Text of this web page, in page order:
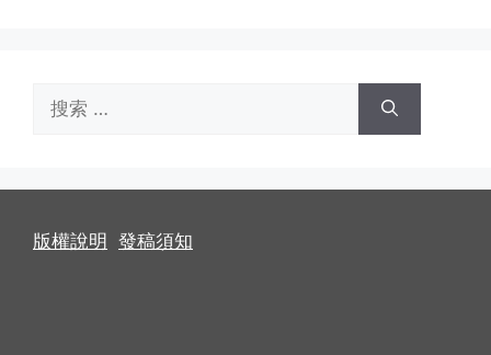
版權說明 發稿須知